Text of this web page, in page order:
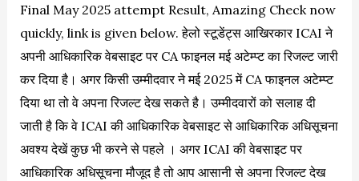
Final May 2025 attempt Result, Amazing Check now
quickly, link is given below. हेलो स्टूडेंट्स आखिरकार ICAI ने
अपनी आधिकारिक वेबसाइट पर CA फाइनल मई अटेम्प्ट का रिजल्ट जारी
कर दिया है। अगर किसी उम्मीदवार ने मई 2025 में CA फाइनल अटेम्प्ट
दिया था तो वे अपना रिजल्ट देख सकते है। उम्मीदवारों को सलाह दी
जाती है कि वे ICAI की आधिकारिक वेबसाइट से आधिकारिक अधिसूचना
अवश्य देखें कुछ भी करने से पहले । अगर ICAI की वेबसाइट पर
आधिकारिक अधिसूचना मौजूद है तो आप आसानी से अपना रिजल्ट देख